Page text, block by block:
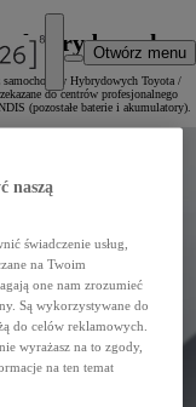
Otwórz menu
hybrydowych
Hybrydowych Toyota /
do centrów profesjonalnego
(pozostałe baterie i akumulatory).
naszą
świadczenie usług,
na Twoim
one nam zrozumieć
Są wykorzystywane do
do celów reklamowych.
wyrażasz na to zgody,
na ten temat